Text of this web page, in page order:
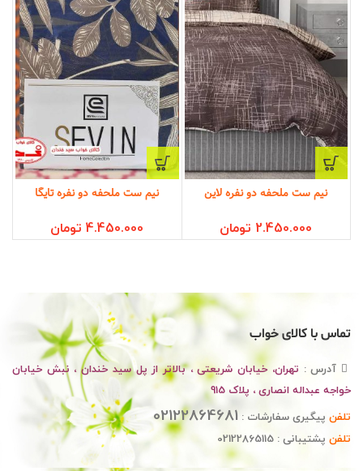
نیم ست ملحفه دو نفره لاین
2.450.000 تومان
نیم ست ملحفه دو نفره تایگا
4.450.000 تومان
تماس با کالای خواب
آدرس : تهران، خیابان شریعتی ، بالاتر از پل سید خندان ، نبش خیابان
خواجه عبداله انصاری ، پلاک 915
تلفن پیگیری سفارشات : 02122864681
تلفن پشتیبانی : 02122865115